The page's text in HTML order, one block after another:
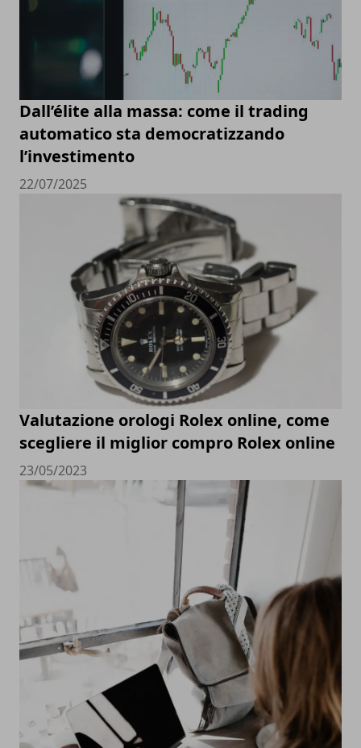
Dall’élite alla massa: come il trading
automatico sta democratizzando
l’investimento
22/07/2025
Valutazione orologi Rolex online, come
scegliere il miglior compro Rolex online
23/05/2023